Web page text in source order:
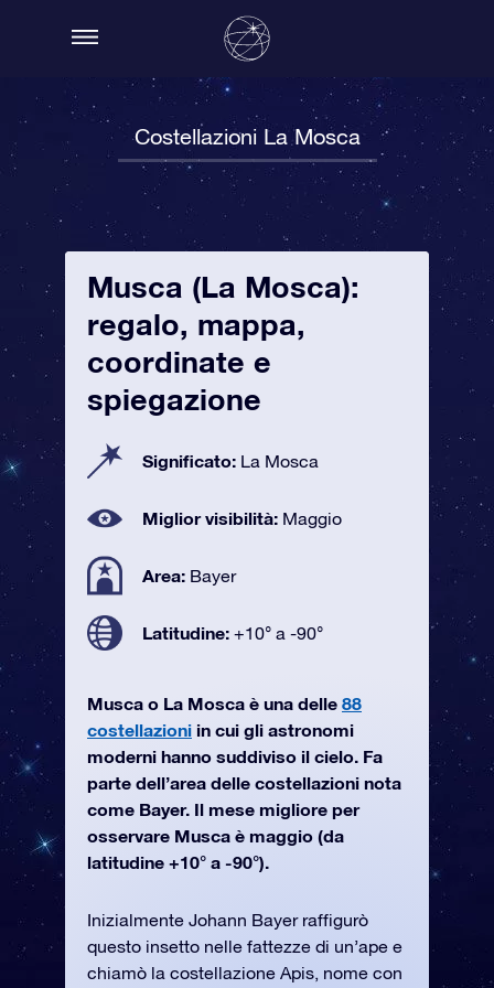
Costellazioni La Mosca
Musca (La Mosca):
regalo, mappa,
coordinate e
spiegazione
Significato: La Mosca
Miglior visibilità: Maggio
Area: Bayer
Latitudine: +10° a -90°
Musca o La Mosca è una delle 88
costellazioni in cui gli astronomi
moderni hanno suddiviso il cielo. Fa
parte dell’area delle costellazioni nota
come Bayer. Il mese migliore per
osservare Musca è maggio (da
latitudine +10° a -90°).
Inizialmente Johann Bayer raffigurò
questo insetto nelle fattezze di un’ape e
chiamò la costellazione Apis, nome con